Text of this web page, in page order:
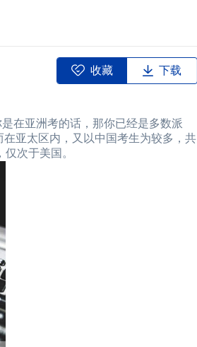
收藏 下载
是在亚洲考的话，那你已经是多数派
亚太区内，又以中国考生为较多，共
次于美国。